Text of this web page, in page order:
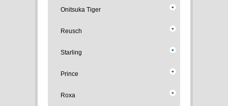
Onitsuka Tiger
Reusch
Starling
Prince
Roxa